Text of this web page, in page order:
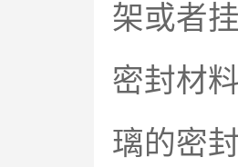
架或者
密封材
璃的密